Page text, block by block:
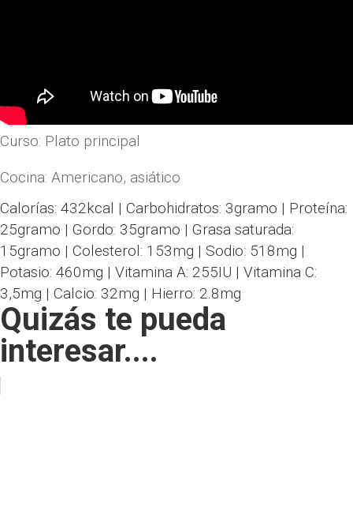
Curso: Plato principal
Cocina: Americano, asiático
Calorías: 432kcal | Carbohidratos: 3gramo | Proteína:
25gramo | Gordo: 35gramo | Grasa saturada:
15gramo | Colesterol: 153mg | Sodio: 518mg |
Potasio: 460mg | Vitamina A: 255IU | Vitamina C:
3,5mg | Calcio: 32mg | Hierro: 2.8mg
Quizás te pueda
interesar....